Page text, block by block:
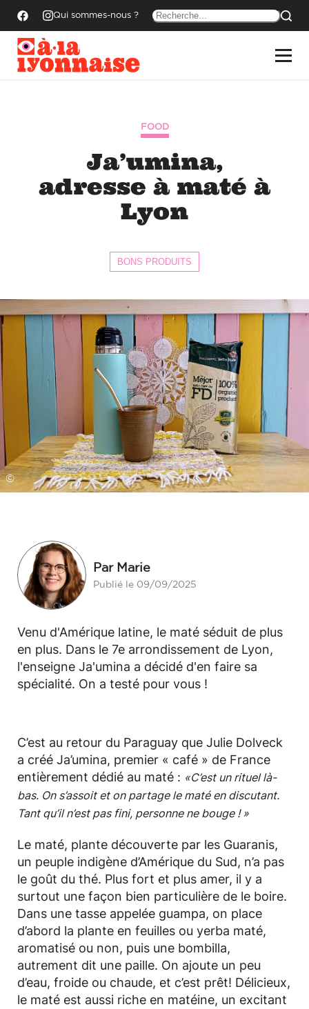
Qui sommes-nous ?
FOOD
Ja’umina,
adresse à maté à
Lyon
BONS PRODUITS
©
Par Marie
Publié le 09/09/2025
Venu d'Amérique latine, le maté séduit de plus
en plus. Dans le 7e arrondissement de Lyon,
l'enseigne Ja'umina a décidé d'en faire sa
spécialité. On a testé pour vous !
C’est au retour du Paraguay que Julie Dolveck
a créé Ja’umina, premier « café » de France
entièrement dédié au maté : «C’est un rituel là-
bas. On s’assoit et on partage le maté en discutant.
Tant qu’il n’est pas fini, personne ne bouge ! »
Le maté, plante découverte par les Guaranis,
un peuple indigène d’Amérique du Sud, n’a pas
le goût du thé. Plus fort et plus amer, il y a
surtout une façon bien particulière de le boire.
Dans une tasse appelée guampa, on place
d’abord la plante en feuilles ou yerba maté,
aromatisé ou non, puis une bombilla,
autrement dit une paille. On ajoute un peu
d’eau, froide ou chaude, et c’est prêt! Délicieux,
le maté est aussi riche en matéine, un excitant